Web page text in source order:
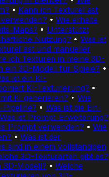
• Kann ich TextureFast
• Wie erhalte
Maps? • Unterstützt
Nutzung? • Was ist
und manueller
ich Texturen in meine 3D-
ein 3D-Modell für Spiele? •
ist ein KI-
KI-Texturierung? •
KI generieren? • Wie
• Was ist die Ein-
Was ist Prompt-Erweiterung?
Prompt verwenden? • Wie
• Was ist der
sind in einem vollständigen
3D-Texturarten gibt es?
3D-Modell? • Welche